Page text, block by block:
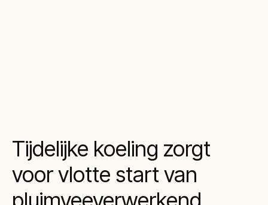
Tijdelijke koeling zorgt
voor vlotte start van